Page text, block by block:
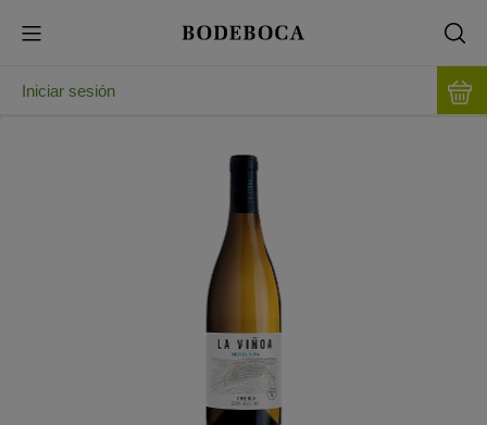
Iniciar sesión